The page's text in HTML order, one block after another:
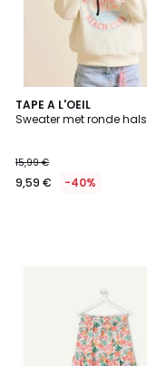
TAPE A L'OEIL
Sweater met ronde hals
15,99 €
9,59 € -40%